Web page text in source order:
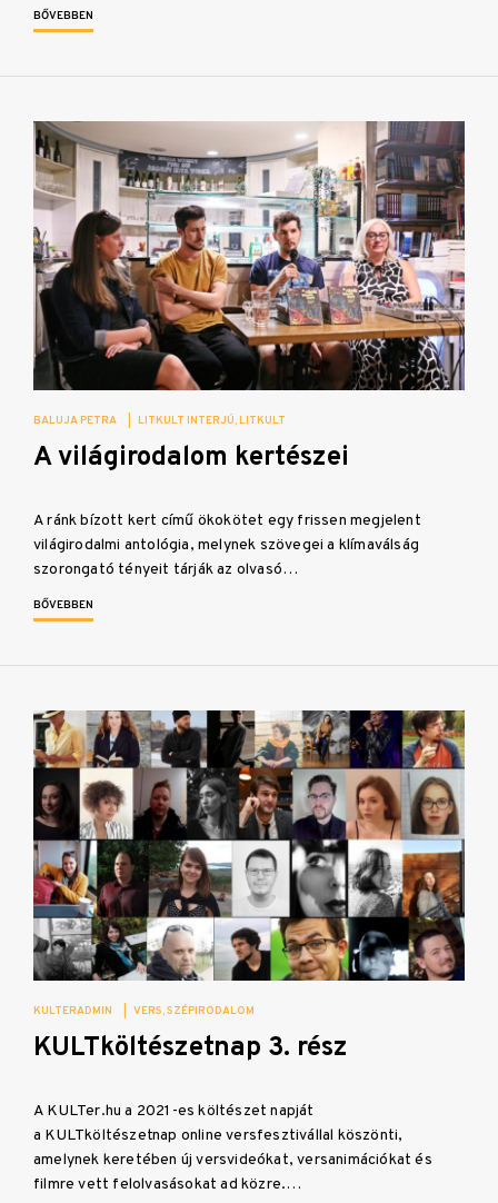
BŐVEBBEN
BALUJA PETRA LITKULT INTERJÚ LITKULT
A világirodalom kertészei
A ránk bízott kert című ökokötet egy frissen megjelent
világirodalmi antológia, melynek szövegei a klímaválság
szorongató tényeit tárják az olvasó…
BŐVEBBEN
KULTERADMIN VERS SZÉPIRODALOM
KULTköltészetnap 3. rész
A KULTer.hu a 2021-es költészet napját
a KULTköltészetnap online versfesztivállal köszönti,
amelynek keretében új versvideókat, versanimációkat és
filmre vett felolvasásokat ad közre.…